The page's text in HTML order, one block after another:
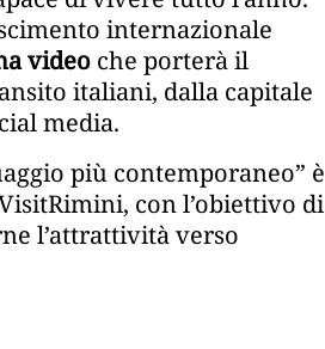
internazionale
video che porterà il
italiani, dalla capitale
media.
più contemporaneo” è
con l’obiettivo di
l’attrattività verso